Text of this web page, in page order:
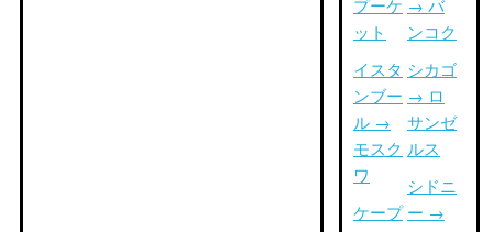
プーケ
ット
イスタ
ンブー
ル →
モスク
ワ
ケープ
→ バ
ンコク
シカゴ
→ ロ
サンゼ
ルス
シドニ
ー →